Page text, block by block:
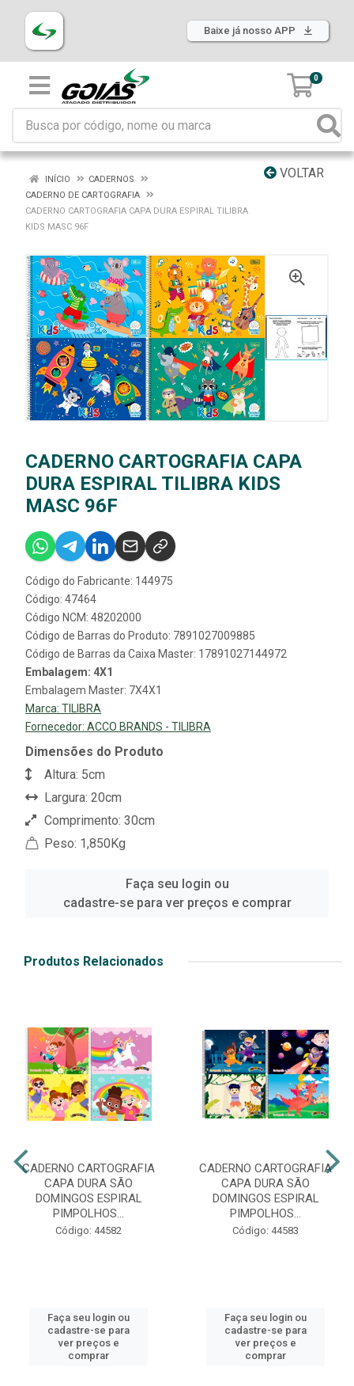
Baixe já nosso APP
0
VOLTAR
INÍCIO
CADERNOS
CADERNO DE CARTOGRAFIA
CADERNO CARTOGRAFIA CAPA DURA ESPIRAL TILIBRA
KIDS MASC 96F
CADERNO CARTOGRAFIA CAPA
DURA ESPIRAL TILIBRA KIDS
MASC 96F
Código do Fabricante: 144975
Código: 47464
Código NCM: 48202000
Código de Barras do Produto: 7891027009885
Código de Barras da Caixa Master: 17891027144972
Embalagem: 4X1
Embalagem Master: 7X4X1
Marca: TILIBRA
Fornecedor: ACCO BRANDS - TILIBRA
Dimensões do Produto
Altura: 5cm
Largura: 20cm
Comprimento: 30cm
Peso: 1,850Kg
Faça seu login ou
cadastre-se para ver preços e comprar
Produtos Relacionados
CADERNO CARTOGRAFIA
CAPA DURA SÃO
DOMINGOS ESPIRAL
PIMPOLHOS...
Código: 44582
Faça seu login ou
cadastre-se para
ver preços e
comprar
CADERNO CARTOGRAFIA
CAPA DURA SÃO
DOMINGOS ESPIRAL
PIMPOLHOS...
Código: 44583
Faça seu login ou
cadastre-se para
ver preços e
comprar